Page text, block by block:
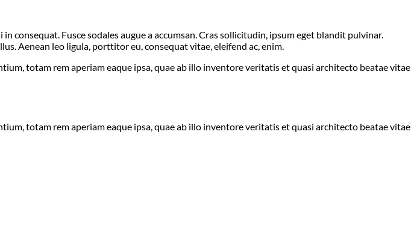
consequat. Fusce sodales augue a accumsan. Cras sollicitudin, ipsum eget blandit pulvinar.
Aenean leo ligula, porttitor eu, consequat vitae, eleifend ac, enim.
totam rem aperiam eaque ipsa, quae ab illo inventore veritatis et quasi architecto beatae vitae
totam rem aperiam eaque ipsa, quae ab illo inventore veritatis et quasi architecto beatae vitae